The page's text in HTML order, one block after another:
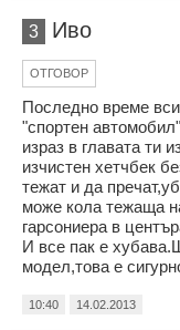
3 Иво
ОТГОВОР
Последно време
"спортен
израз в главата ти
изчистен хетчбек
тежат и да
може кола тежаща
гарсониера в
И все пак е
модел,това е
10:40 14.02.2013